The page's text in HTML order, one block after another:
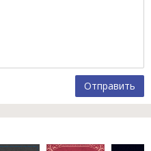
Отправить